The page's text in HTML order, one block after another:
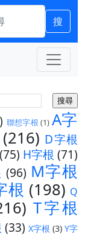
搜
聯想字根 (1) A字
(216) D字根
(75) H字根 (71)
(96) M字根
根 (198) Q
T字根
(33) X字根 (3) Y字